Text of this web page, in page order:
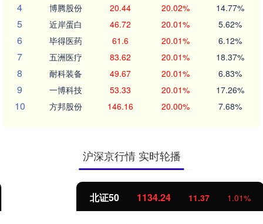
4 博腾股份 20.44 20.02% 14.77%
5 近岸蛋白 46.72 20.01% 5.62%
6 毕得医药 61.6 20.01% 6.12%
7 五洲医疗 83.62 20.01% 18.37%
8 耐科装备 49.67 20.01% 6.83%
9 一博科技 53.33 20.01% 17.26%
10 方邦股份 146.16 20.00% 7.68%
沪深京行情 实时轮播
1134.24 11.37 1.01%